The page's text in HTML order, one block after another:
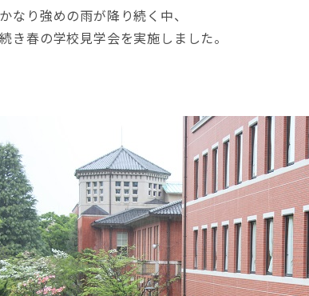
なり強めの雨が降り続く中、
き春の学校見学会を実施しました。